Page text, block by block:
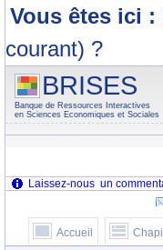
Vous êtes ici :
courant) ?
BRISES
Banque de Ressources Interactives
en Sciences Economiques et Sociales
Accueil